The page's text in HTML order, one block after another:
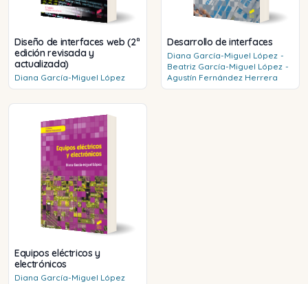
Diseño de interfaces web (2ª
edición revisada y
actualizada)
Diana García-Miguel López
Desarrollo de interfaces
Diana García-Miguel López -
Beatriz García-Miguel López -
Agustín Fernández Herrera
Equipos eléctricos y
electrónicos
Diana García-Miguel López